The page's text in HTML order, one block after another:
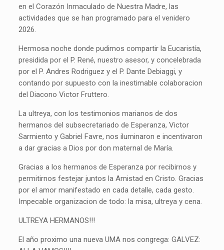
en el Corazón Inmaculado de Nuestra Madre, las
actividades que se han programado para el venidero
2026.
Hermosa noche donde pudimos compartir la Eucaristía,
presidida por el P. René, nuestro asesor, y concelebrada
por el P. Andres Rodriguez y el P. Dante Debiaggi, y
contando por supuesto con la inestimable colaboracion
del Diacono Victor Fruttero.
La ultreya, con los testimonios marianos de dos
hermanos del subsecretariado de Esperanza, Victor
Sarmiento y Gabriel Favre, nos iluminaron e incentivaron
a dar gracias a Dios por don maternal de María.
Gracias a los hermanos de Esperanza por recibirnos y
permitirnos festejar juntos la Amistad en Cristo. Gracias
por el amor manifestado en cada detalle, cada gesto.
Impecable organizacion de todo: la misa, ultreya y cena.
ULTREYA HERMANOS!!!
El año proximo una nueva UMA nos congrega: GALVEZ: